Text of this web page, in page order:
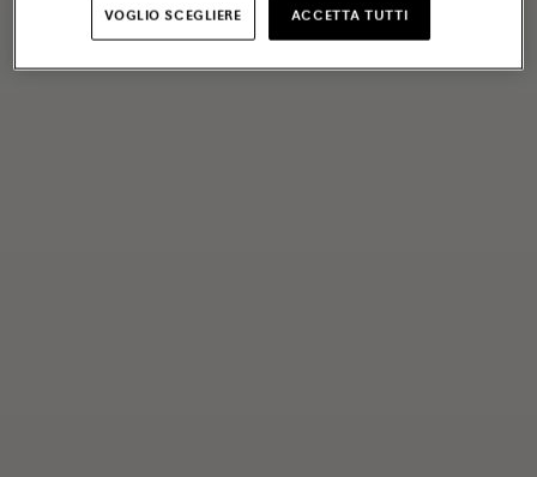
VOGLIO SCEGLIERE ACCETTA TUTTI